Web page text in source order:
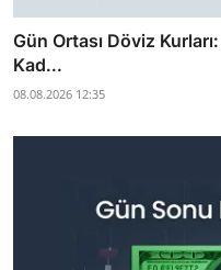
Gün Ortası Döviz
Kad...
08.08.2026 12:35